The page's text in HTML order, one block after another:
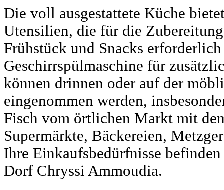
Die voll ausgestattete Küche
Utensilien, die für die
Frühstück und Snacks
Geschirrspülmaschine für
können drinnen oder auf der
eingenommen werden,
Fisch vom örtlichen Markt mit
Supermärkte, Bäckereien,
Ihre Einkaufsbedürfnisse
Dorf Chryssi Ammoudia.